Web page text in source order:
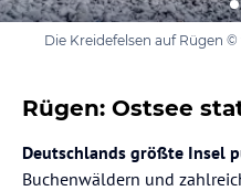
Die Kreidefelsen auf Rügen
Rügen: Ostsee
Deutschlands größte Insel
Buchenwäldern und